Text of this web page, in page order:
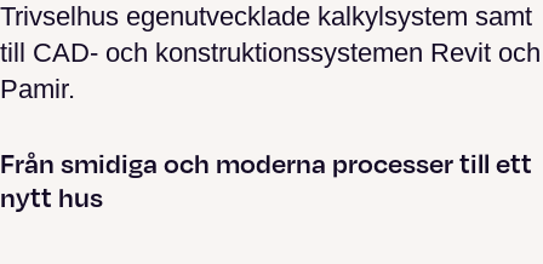
Trivselhus egenutvecklade kalkylsystem samt
till CAD- och konstruktionssystemen Revit och
Pamir.
Från smidiga och moderna processer till ett
nytt hus